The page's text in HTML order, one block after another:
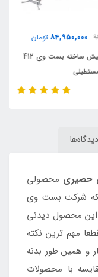
84,950,000 تومان
استخر پیش ساخته بست وی 412
دیدگاه‌ها
محصولی
شرکت بست وی
محصول دیدنی
مهم ترین نکته
و همین طور بدنه
با محصولات